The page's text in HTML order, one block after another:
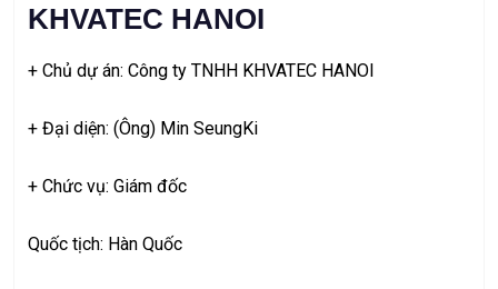
KHVATEC HANOI
+ Chủ dự án: Công ty TNHH KHVATEC HANOI
+ Đại diện: (Ông) Min SeungKi
+ Chức vụ: Giám đốc
Quốc tịch: Hàn Quốc